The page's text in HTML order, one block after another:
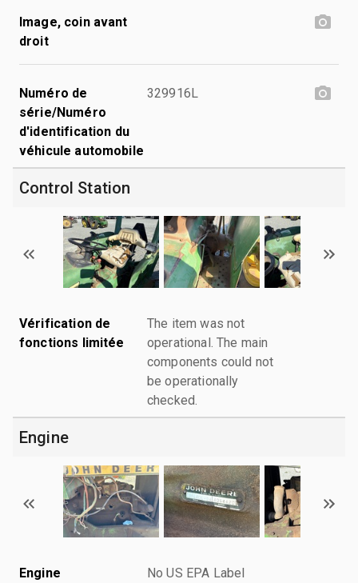
Image, coin avant
droit
Numéro de
série/Numéro
d'identification du
véhicule automobile
329916L
Control Station
Vérification de
fonctions limitée
The item was not
operational. The main
components could not
be operationally
checked.
Engine
Engine
No US EPA Label